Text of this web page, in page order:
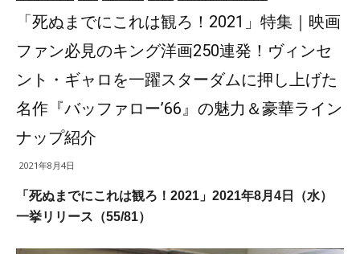
「死ぬまでにこれは観ろ！2021」特集｜映画
ファン必見のキング洋画250連発！ヴィンセ
ント・ギャロを一躍スターダムに押し上げた
名作『バッファロー’66』の魅力＆豪華ライン
ナップ紹介
2021年8月4日
「死ぬまでにこれは観ろ！2021」2021年8月4日（水）
一挙リリース（55/81）